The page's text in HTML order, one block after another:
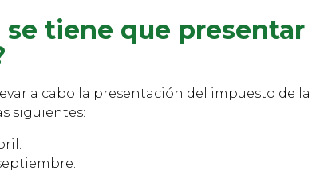
se tiene que presentar
a cabo la presentación del impuesto de
siguientes: